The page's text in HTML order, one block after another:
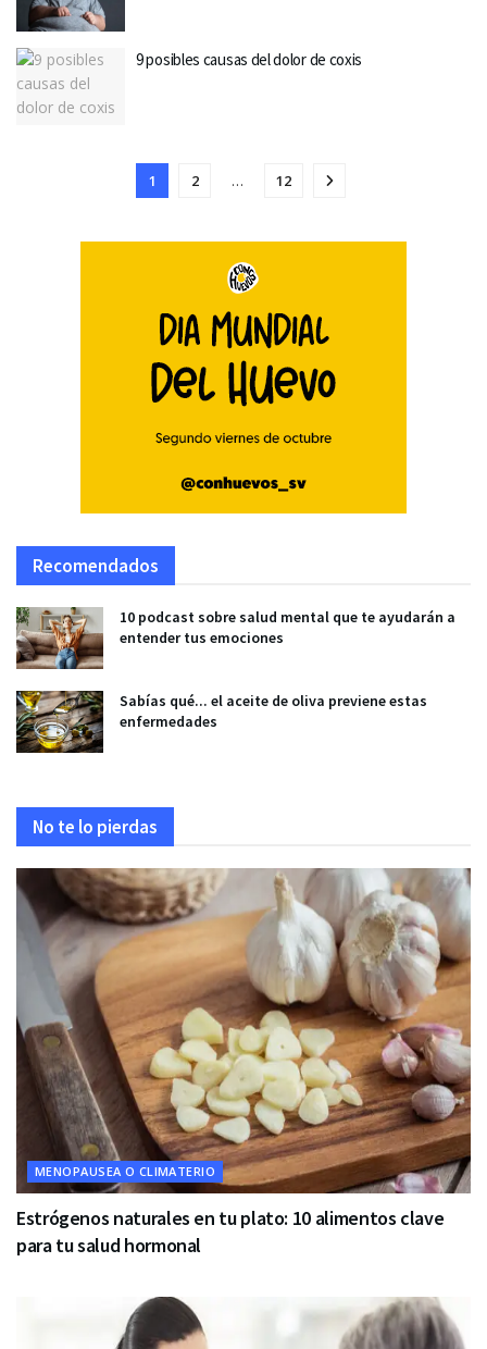
9 posibles causas del dolor de coxis
1 2 … 12
Recomendados
10 podcast sobre salud mental que te ayudarán a
entender tus emociones
Sabías qué... el aceite de oliva previene estas
enfermedades
No te lo pierdas
MENOPAUSEA O CLIMATERIO
Estrógenos naturales en tu plato: 10 alimentos clave
para tu salud hormonal